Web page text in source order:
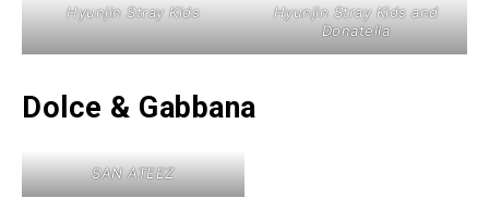
Hyunjin Stray Kids
Hyunjin Stray Kids and
Donatella
Dolce & Gabbana
SAN ATEEZ